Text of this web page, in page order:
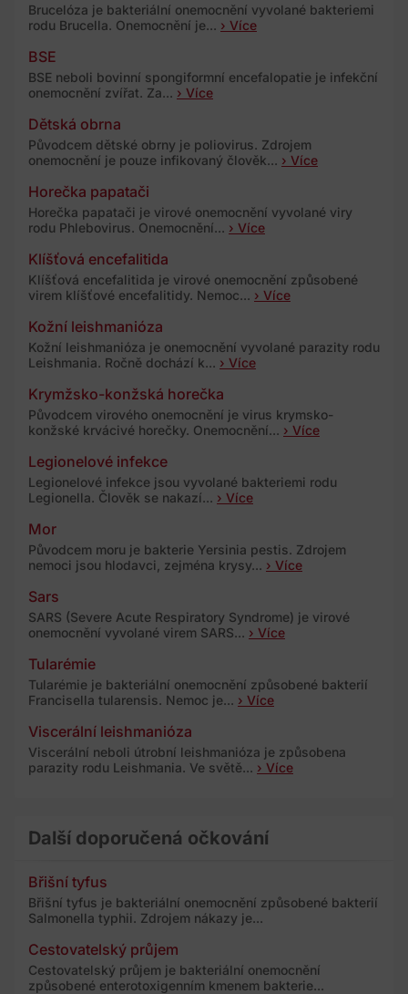
Brucelóza je bakteriální onemocnění vyvolané bakteriemi
rodu Brucella. Onemocnění je... › Více
BSE
BSE neboli bovinní spongiformní encefalopatie je infekční
onemocnění zvířat. Za... › Více
Dětská obrna
Původcem dětské obrny je poliovirus. Zdrojem
onemocnění je pouze infikovaný člověk... › Více
Horečka papatači
Horečka papatači je virové onemocnění vyvolané viry
rodu Phlebovirus. Onemocnění... › Více
Klíšťová encefalitida
Klíšťová encefalitida je virové onemocnění způsobené
virem klíšťové encefalitidy. Nemoc... › Více
Kožní leishmanióza
Kožní leishmanióza je onemocnění vyvolané parazity rodu
Leishmania. Ročně dochází k... › Více
Krymžsko-konžská horečka
Původcem virového onemocnění je virus krymsko-
konžské krvácivé horečky. Onemocnění... › Více
Legionelové infekce
Legionelové infekce jsou vyvolané bakteriemi rodu
Legionella. Člověk se nakazí... › Více
Mor
Původcem moru je bakterie Yersinia pestis. Zdrojem
nemoci jsou hlodavci, zejména krysy... › Více
Sars
SARS (Severe Acute Respiratory Syndrome) je virové
onemocnění vyvolané virem SARS... › Více
Tularémie
Tularémie je bakteriální onemocnění způsobené bakterií
Francisella tularensis. Nemoc je... › Více
Viscerální leishmanióza
Viscerální neboli útrobní leishmanióza je způsobena
parazity rodu Leishmania. Ve světě... › Více
Další doporučená očkování
Břišní tyfus
Břišní tyfus je bakteriální onemocnění způsobené bakterií
Salmonella typhii. Zdrojem nákazy je...
Cestovatelský průjem
Cestovatelský průjem je bakteriální onemocnění
způsobené enterotoxigenním kmenem bakterie...